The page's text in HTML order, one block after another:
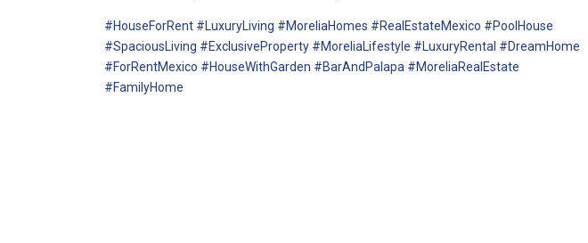
#HouseForRent #LuxuryLiving #MoreliaHomes #RealEstateMexico #PoolHouse
#SpaciousLiving #ExclusiveProperty #MoreliaLifestyle #LuxuryRental #DreamHome
#ForRentMexico #HouseWithGarden #BarAndPalapa #MoreliaRealEstate
#FamilyHome